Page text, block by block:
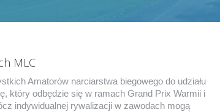
MLC
Amatorów narciarstwa biegowego do udziału
który odbędzie się w ramach Grand Prix Warmii i
indywidualnej rywalizacji w zawodach mogą